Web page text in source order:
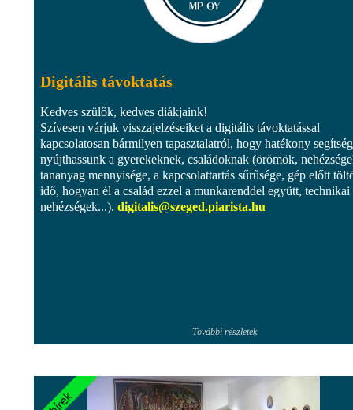
Digitális távoktatás
Kedves szülők, kedves diákjaink!
Szívesen várjuk visszajelzéseiket a digitális távoktatással
kapcsolatosan bármilyen tapasztalatról, hogy hatékony
nyújthassunk a gyerekeknek, családoknak (örömök,
tananyag mennyisége, a kapcsolattartás sűrűsége, gép előtt
idő, hogyan él a család ezzel a munkarenddel együtt, technikai
nehézségek...). digitalis@szeged.piarista.hu
További részletek